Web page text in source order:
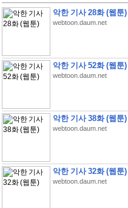
악한 기사 28화 (웹툰)
webtoon.daum.net
악한 기사 52화 (웹툰)
webtoon.daum.net
악한 기사 38화 (웹툰)
webtoon.daum.net
악한 기사 32화 (웹툰)
webtoon.daum.net